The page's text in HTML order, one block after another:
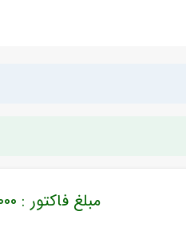
مبلغ فاکتور : 205000 تومان